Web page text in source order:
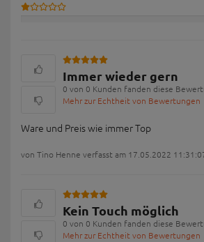
Immer wieder gern
0 von 0 Kunden fanden diese
Mehr zur Echtheit von Bewertungen
Ware und Preis wie immer Top
von Tino Henne verfasst am 17.05.2022
Kein Touch möglich
0 von 0 Kunden fanden diese
Mehr zur Echtheit von Bewertungen